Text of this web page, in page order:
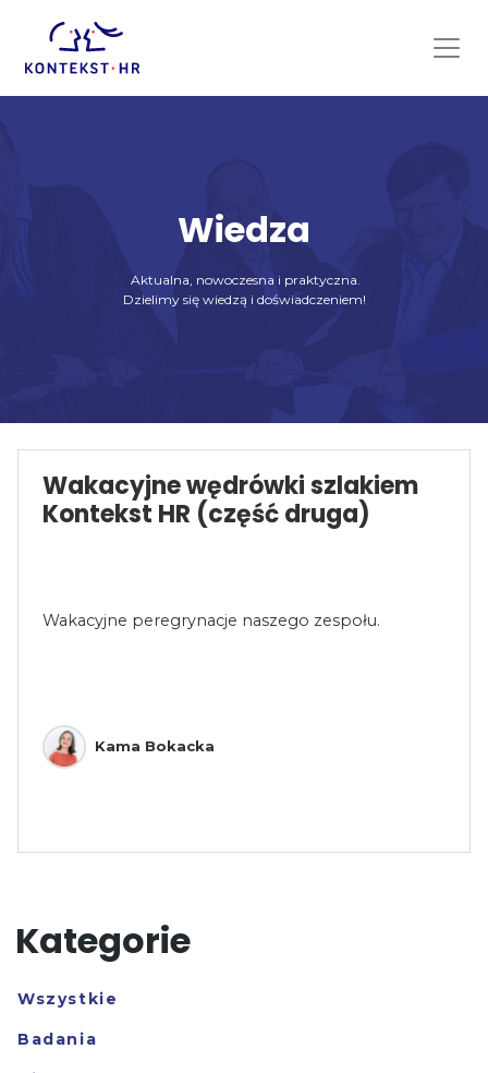
content
Wiedza
Aktualna, nowoczesna i praktyczna.
Dzielimy się wiedzą i doświadczeniem!
Wakacyjne wędrówki szlakiem
Kontekst HR (część druga)
Wakacyjne peregrynacje naszego zespołu.
Kama Bokacka
Kategorie
Wszystkie
Badania